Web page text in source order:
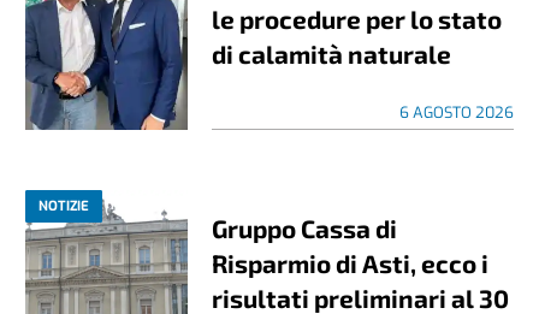
le procedure per lo stato
di calamità naturale
6 AGOSTO 2026
NOTIZIE
Gruppo Cassa di
Risparmio di Asti, ecco i
risultati preliminari al 30